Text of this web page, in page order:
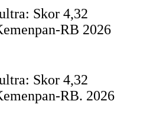
Skor 4,32
RB 2026
Skor 4,32
RB. 2026